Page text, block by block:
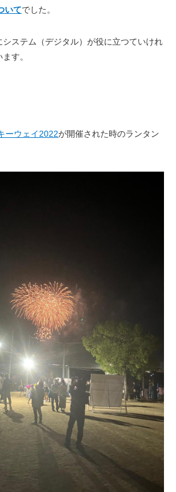
いてでした。
ステム（デジタル）が役に立つていけれ
す。
ーウェイ2022が開催された時のランタン